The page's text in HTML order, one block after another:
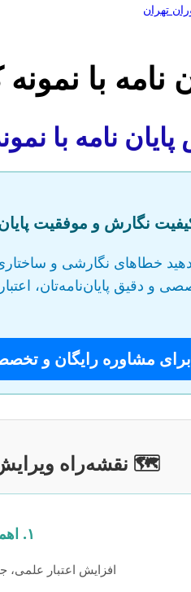
تهران
نامه با
نامه با
کیفیت نگارش و موفقیت
خطاهای نگارشی و
و دقیق پایان‌نامه‌تان،
برای مشاوره رایگان و تخصصی
🗺️ نقشه‌راه ویرایش
۱. اهمیتت ویرایش
افزایش اعتبار علمی،